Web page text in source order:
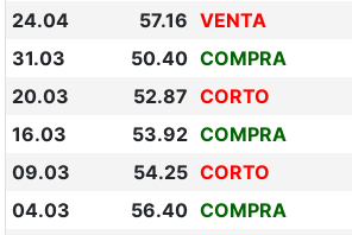
24.04
57.16 VENTA
31.03
50.40 COMPRA
20.03
52.87 CORTO
16.03
53.92 COMPRA
09.03
54.25 CORTO
04.03
56.40 COMPRA